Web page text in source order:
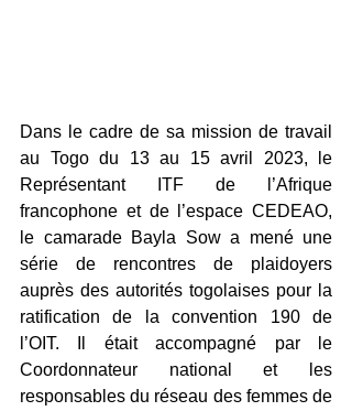
Dans le cadre de sa mission de travail
au Togo du 13 au 15 avril 2023, le
Représentant ITF de l’Afrique
francophone et de l’espace CEDEAO,
le camarade Bayla Sow a mené une
série de rencontres de plaidoyers
auprès des autorités togolaises pour la
ratification de la convention 190 de
l’OIT. Il était accompagné par le
Coordonnateur national et les
responsables du réseau des femmes de